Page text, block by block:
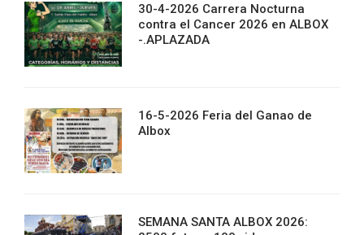
30-4-2026 Carrera Nocturna
contra el Cancer 2026 en ALBOX
-.APLAZADA
16-5-2026 Feria del Ganao de
Albox
SEMANA SANTA ALBOX 2026: